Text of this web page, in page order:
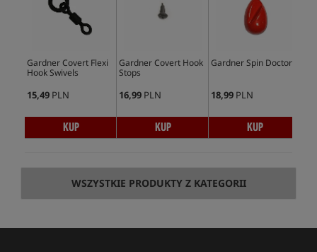
Gardner Covert Flexi
Hook Swivels
15,49 PLN
KUP
Gardner Covert Hook
Stops
16,99 PLN
KUP
Gardner Spin Doctor
18,99 PLN
KUP
WSZYSTKIE PRODUKTY Z KATEGORII